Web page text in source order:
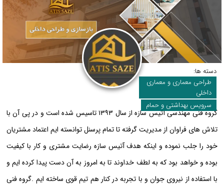
دسته ها:
طراحی معماری و معماری
داخلی
سرویس بهداشتی و حمام
گروه فنی مهندسی آتیس سازه از سال ۱۳۹۳ تاسیس شده است و در پی آن با
تلاش های فراوان از مدیریت گرفته تا تمام پرسنل توانسته ایم اعتماد مشتریان
خود را جلب نموده و اینکه هدف آتیس سازه رضایت مشتری و کار با کیفیت
بوده و خواهد بود که به لطف خداوند تا به امروز به آن دست پیدا کرده ایم و
با استفاده از نیروی جوان و با تجربه در کنار هم تیم قوی ساخته ایم .گروه فنی